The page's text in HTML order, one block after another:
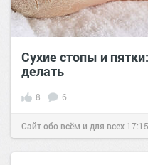
Сухие стопы и
делать
8 6
Сайт обо всём и для всех 17:15